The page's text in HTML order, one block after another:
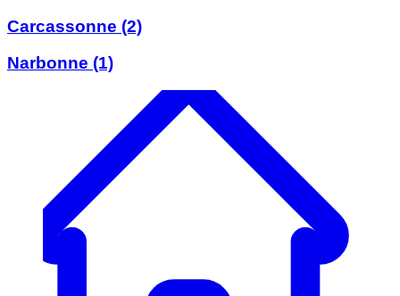
Carcassonne (2)
Narbonne (1)